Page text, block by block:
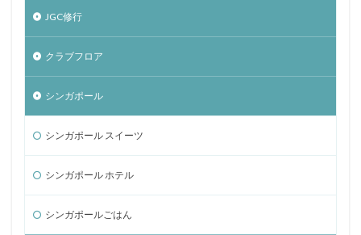
JGC修行
クラブフロア
シンガポール
シンガポール スイーツ
シンガポール ホテル
シンガポールごはん